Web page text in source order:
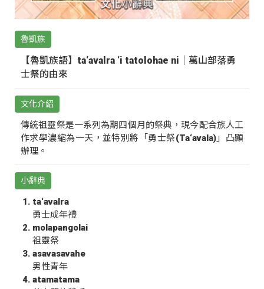
魯凱族
【魯凱族語】ta‘avalra ‘i tatolohae ni｜萬山部落勇
士祭的由來
文化介紹
傳統祖靈祭是一系列為期四個月的祭典，現今配合族人工
作求學濃縮為一天，並特別將「勇士祭(Ta‘avala)」凸顯
辦理。
小辭典
ta‘avalra
勇士成年禮
molapangolai
祖靈祭
asavasavahe
男性青年
atamatama